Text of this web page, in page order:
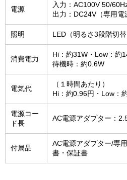
電源
入力：AC100V 50/
出力：DC24V（専用電
照明 LED（明るさ3段階切替
消費電力
Hi：約31W・Low：約
待機時：約0.6W
電気代
（１時間あたり）
Hi：約0.96円・Low：
電源コー
ド長
AC電源アダプター：
付属品
AC電源アダプター/専
書・保証書